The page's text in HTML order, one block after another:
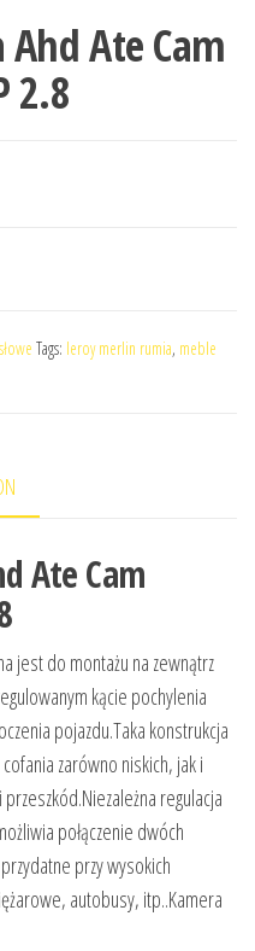
Ate Cam
2.8
Tags: leroy merlin rumia, meble
Ate Cam
jest do montażu na zewnątrz
kącie pochylenia
pojazdu.Taka konstrukcja
zarówno niskich, jak i
regulacja
połączenie dwóch
przy wysokich
autobusy, itp..Kamera